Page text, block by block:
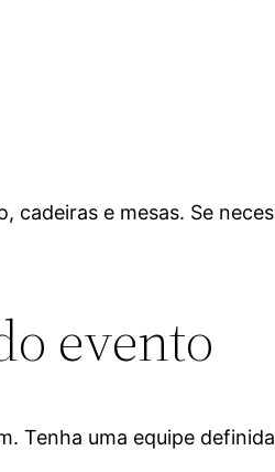
e mesas. Se
evento
Tenha uma equipe